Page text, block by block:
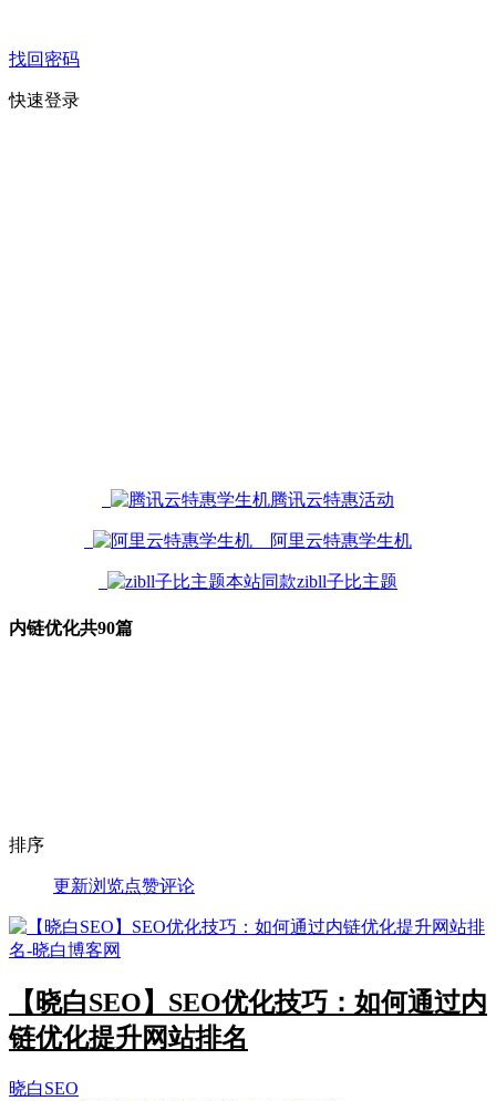
找回密码
快速登录
腾讯云特惠活动
阿里云特惠学生机
本站同款zibll子比主题
内链优化共90篇
排序
更新浏览点赞评论
【晓白SEO】SEO优化技巧：如何通过内
链优化提升网站排名
晓白SEO